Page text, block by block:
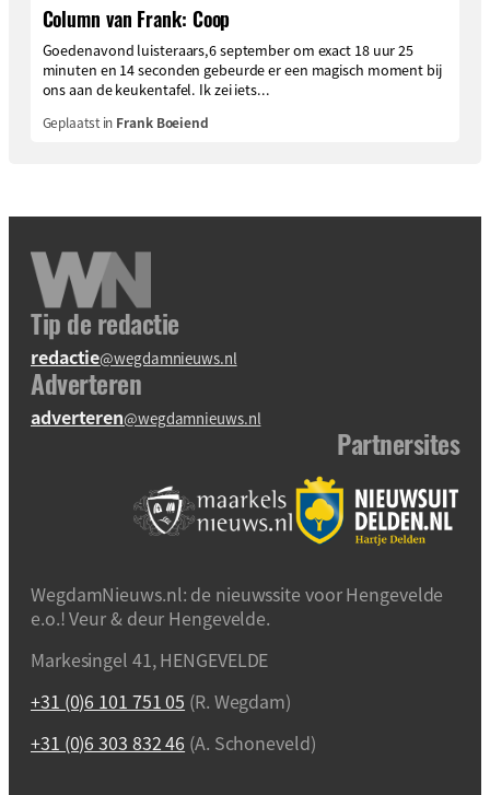
Column van Frank: Coop
Goedenavond luisteraars,6 september om exact 18 uur 25
minuten en 14 seconden gebeurde er een magisch moment bij
ons aan de keukentafel. Ik zei iets...
Geplaatst in Frank Boeiend
Tip de redactie
redactie@wegdamnieuws.nl
Adverteren
adverteren@wegdamnieuws.nl
Partnersites
WegdamNieuws.nl: de nieuwssite voor Hengevelde
e.o.! Veur & deur Hengevelde.
Markesingel 41, HENGEVELDE
+31 (0)6 101 751 05 (R. Wegdam)
+31 (0)6 303 832 46 (A. Schoneveld)